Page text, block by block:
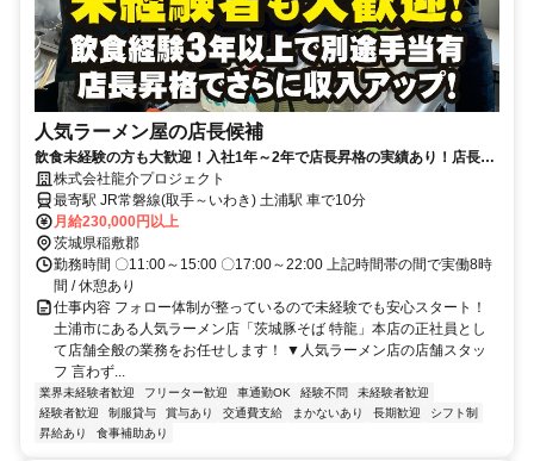
人気ラーメン屋の店長候補
飲食未経験の方も大歓迎！入社1年～2年で店長昇格の実績あり！店長昇
格後は月給40万円～（経験考慮）
株式会社龍介プロジェクト
最寄駅 JR常磐線(取手～いわき) 土浦駅 車で10分
月給230,000円以上
茨城県稲敷郡
勤務時間 〇11:00～15:00 〇17:00～22:00 上記時間帯の間で実働8時
間 / 休憩あり
仕事内容 フォロー体制が整っているので未経験でも安心スタート！
土浦市にある人気ラーメン店「茨城豚そば 特龍」本店の正社員とし
て店舗全般の業務をお任せします！ ▼人気ラーメン店の店舗スタッ
フ 言わず...
業界未経験者歓迎 フリーター歓迎 車通勤OK 経験不問
未経験者歓迎
経験者歓迎
制服貸与 賞与あり 交通費支給 まかないあり 長期歓迎
シフト制
昇給あり
食事補助あり